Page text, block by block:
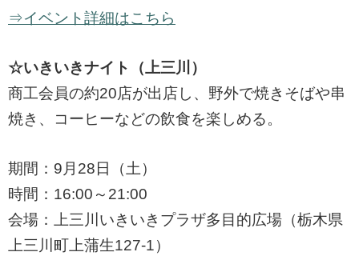
⇒イベント詳細はこちら
☆いきいきナイト（上三川）
商工会員の約20店が出店し、野外で焼きそばや串
焼き、コーヒーなどの飲食を楽しめる。
期間：9月28日（土）
時間：16:00～21:00
会場：上三川いきいきプラザ多目的広場（栃木県
上三川町上蒲生127-1）